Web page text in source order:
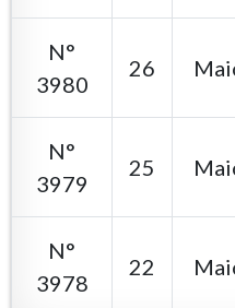
N°
3980
26
N°
3979
25
N°
3978
22